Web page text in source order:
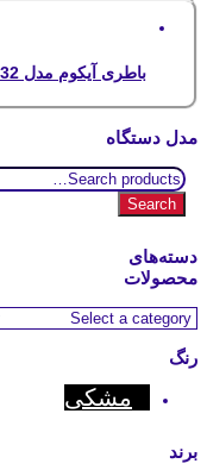
باطری آیکوم مدل BP232
مدل دستگاه
Search
for:
Search
دسته‌های
محصولات
رنگ
مشکی
برند